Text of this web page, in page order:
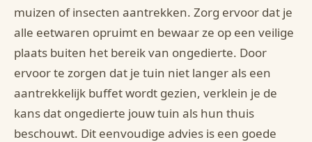
muizen of insecten aantrekken. Zorg ervoor dat je
alle eetwaren opruimt en bewaar ze op een veilige
plaats buiten het bereik van ongedierte. Door
ervoor te zorgen dat je tuin niet langer als een
aantrekkelijk buffet wordt gezien, verklein je de
kans dat ongedierte jouw tuin als hun thuis
beschouwt. Dit eenvoudige advies is een goede